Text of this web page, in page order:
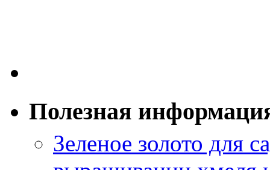
Полезная
Зеленое золото для